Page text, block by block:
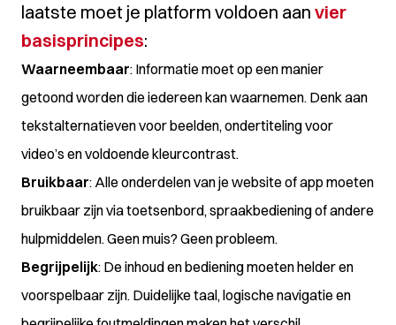
laatste moet je platform voldoen aan vier
basisprincipes:
Waarneembaar: Informatie moet op een manier
getoond worden die iedereen kan waarnemen. Denk aan
tekstalternatieven voor beelden, ondertiteling voor
video’s en voldoende kleurcontrast.
Bruikbaar: Alle onderdelen van je website of app moeten
bruikbaar zijn via toetsenbord, spraakbediening of andere
hulpmiddelen. Geen muis? Geen probleem.
Begrijpelijk: De inhoud en bediening moeten helder en
voorspelbaar zijn. Duidelijke taal, logische navigatie en